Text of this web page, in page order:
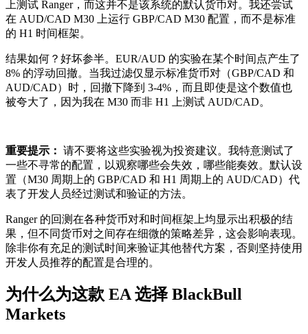
上测试 Ranger，而这并不是该系统的默认货币对。我还尝试
在 AUD/CAD M30 上运行 GBP/CAD M30 配置，而不是标准
的 H1 时间框架。
结果如何？好坏参半。EUR/AUD 的实验在某个时间点产生了
8% 的浮动回撤。当我过滤仅显示标准货币对（GBP/CAD 和
AUD/CAD）时，回撤下降到 3-4%，而且即使是这个数值也
被夸大了，因为我在 M30 而非 H1 上测试 AUD/CAD。
重要提示： 请不要将这些实验视为投资建议。我特意测试了
一些不寻常的配置，以观察哪些会失效，哪些能奏效。默认设
置（M30 周期上的 GBP/CAD 和 H1 周期上的 AUD/CAD）代
表了开发人员经过测试和验证的方法。
Ranger 的回测在各种货币对和时间框架上均显示出积极的结
果，但不同货币对之间存在细微的策略差异，这会影响表现。
除非你有充足的测试时间来验证其他替代方案，否则坚持使用
开发人员推荐的配置是合理的。
为什么为这款 EA 选择 BlackBull
Markets